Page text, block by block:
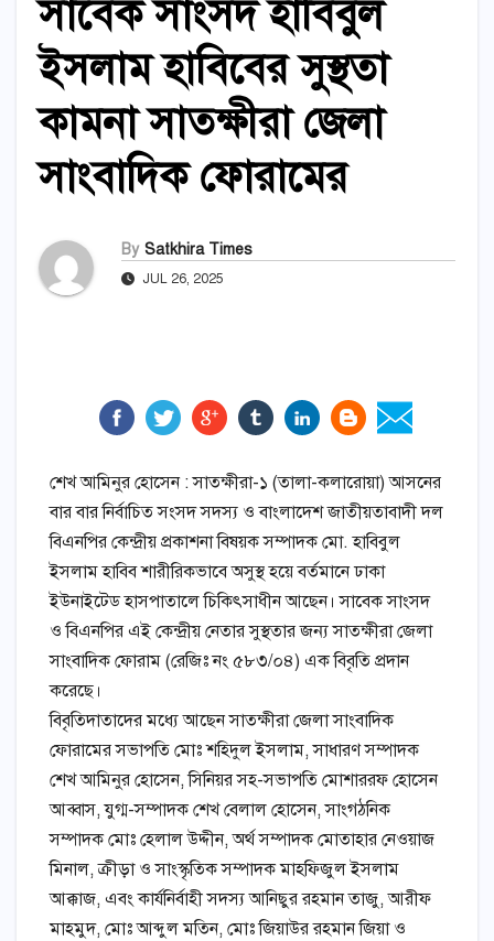
সাবেক সাংসদ হাবিবুল
ইসলাম হাবিবের সুস্থতা
কামনা সাতক্ষীরা জেলা
সাংবাদিক ফোরামের
By Satkhira Times
JUL 26, 2025
শেখ আমিনুর হোসেন : সাতক্ষীরা-১ (তালা-কলারোয়া) আসনের
বার বার নির্বাচিত সংসদ সদস্য ও বাংলাদেশ জাতীয়তাবাদী দল
বিএনপির কেন্দ্রীয় প্রকাশনা বিষয়ক সম্পাদক মো. হাবিবুল
ইসলাম হাবিব শারীরিকভাবে অসুস্থ হয়ে বর্তমানে ঢাকা
ইউনাইটেড হাসপাতালে চিকিৎসাধীন আছেন। সাবেক সাংসদ
ও বিএনপির এই কেন্দ্রীয় নেতার সুস্থতার জন্য সাতক্ষীরা জেলা
সাংবাদিক ফোরাম (রেজিঃ নং ৫৮৩/০৪) এক বিবৃতি প্রদান
করেছে।
বিবৃতিদাতাদের মধ্যে আছেন সাতক্ষীরা জেলা সাংবাদিক
ফোরামের সভাপতি মোঃ শহিদুল ইসলাম, সাধারণ সম্পাদক
শেখ আমিনুর হোসেন, সিনিয়র সহ-সভাপতি মোশাররফ হোসেন
আব্বাস, যুগ্ম-সম্পাদক শেখ বেলাল হোসেন, সাংগঠনিক
সম্পাদক মোঃ হেলাল উদ্দীন, অর্থ সম্পাদক মোতাহার নেওয়াজ
মিনাল, ক্রীড়া ও সাংস্কৃতিক সম্পাদক মাহফিজুল ইসলাম
আক্কাজ, এবং কার্যনির্বাহী সদস্য আনিছুর রহমান তাজু, আরীফ
মাহমুদ, মোঃ আব্দুল মতিন, মোঃ জিয়াউর রহমান জিয়া ও